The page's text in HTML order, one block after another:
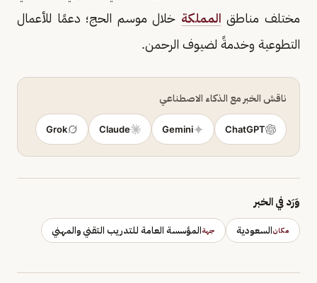
مختلف مناطق المملكة خلال موسم الحج؛ دعمًا للأعمال
التطوعية وخدمةً لضيوف الرحمن.
ناقش الخبر مع الذكاء الاصطناعي
ChatGPT
Gemini
Claude
Grok
وَرَد في الخبر
مكانالسعودية جهةالمؤسسة العامة للتدريب التقني والمهني